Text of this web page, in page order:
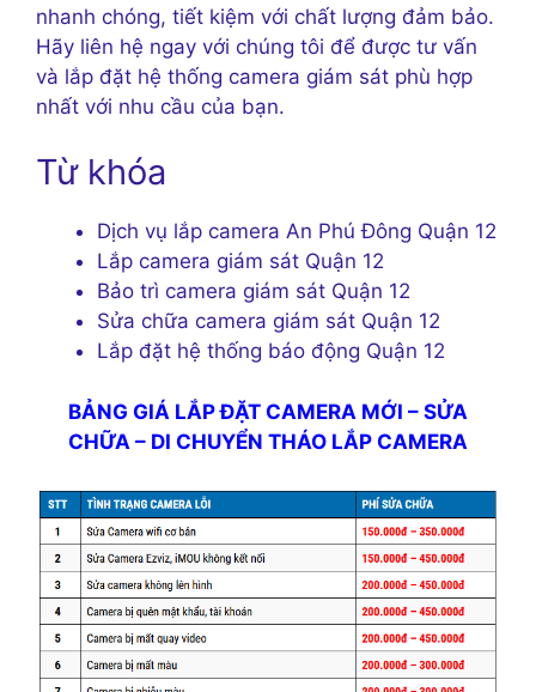
nhanh chóng, tiết kiệm với chất lượng đảm bảo.
Hãy liên hệ ngay với chúng tôi để được tư vấn
và lắp đặt hệ thống camera giám sát phù hợp
nhất với nhu cầu của bạn.
Từ khóa
Dịch vụ lắp camera An Phú Đông Quận 12
Lắp camera giám sát Quận 12
Bảo trì camera giám sát Quận 12
Sửa chữa camera giám sát Quận 12
Lắp đặt hệ thống báo động Quận 12
BẢNG GIÁ LẮP ĐẶT CAMERA MỚI – SỬA
CHỮA – DI CHUYỂN THÁO LẮP CAMERA